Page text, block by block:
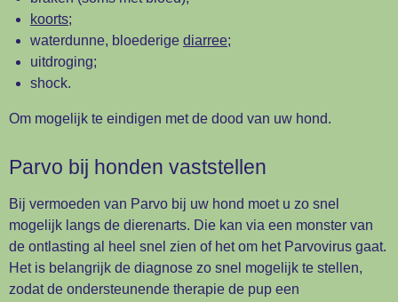
koorts;
waterdunne, bloederige diarree;
uitdroging;
shock.
Om mogelijk te eindigen met de dood van uw hond.
Parvo bij honden vaststellen
Bij vermoeden van Parvo bij uw hond moet u zo snel
mogelijk langs de dierenarts. Die kan via een monster van
de ontlasting al heel snel zien of het om het Parvovirus gaat.
Het is belangrijk de diagnose zo snel mogelijk te stellen,
zodat de ondersteunende therapie de pup een